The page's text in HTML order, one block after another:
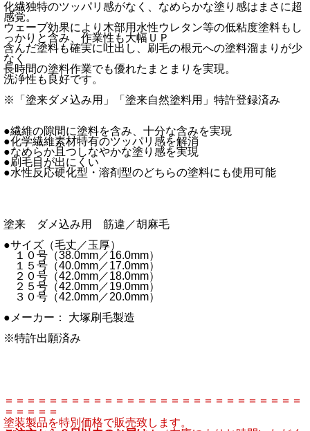
化繊独特のツッパリ感がなく、なめらかな塗り感はまさに超
感覚。
ウェーブ効果により木部用水性ウレタン等の低粘度塗料もし
っかりと含み、作業性も大幅ＵＰ
含んだ塗料も確実に吐出し、刷毛の根元への塗料溜まりが少
なく
長時間の塗料作業でも優れたまとまりを実現。
洗浄性も良好です。
※「塗来ダメ込み用」「塗来自然塗料用」特許登録済み
●繊維の隙間に塗料を含み、十分な含みを実現
●化学繊維素材特有のツッパリ感を解消
●なめらか且つしなやかな塗り感を実現
●刷毛目が出にくい
●水性反応硬化型・溶剤型のどちらの塗料にも使用可能
塗来 ダメ込み用 筋違／胡麻毛
●サイズ（毛丈／玉厚）
１０号（38.0mm／16.0mm）
１５号（40.0mm／17.0mm）
２０号（42.0mm／18.0mm）
２５号（42.0mm／19.0mm）
３０号（42.0mm／20.0mm）
●メーカー： 大塚刷毛製造
※特許出願済み
＝＝＝＝＝＝＝＝＝＝＝＝＝＝＝＝＝＝＝＝＝＝＝＝＝＝＝
＝＝＝＝＝
塗装製品を特別価格で販売致します。